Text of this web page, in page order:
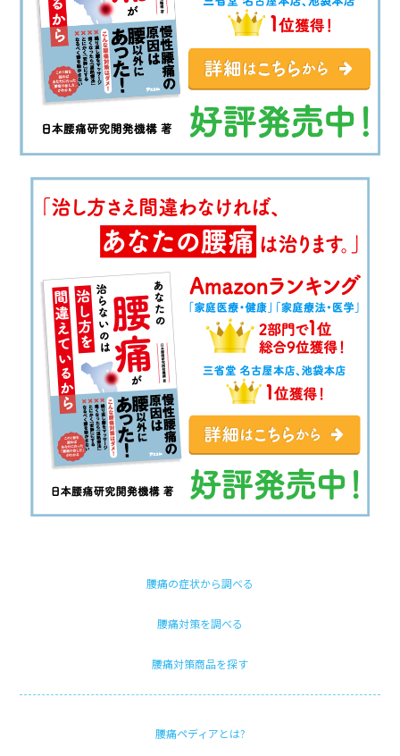
腰痛の症状から調べる
腰痛対策を調べる
腰痛対策商品を探す
腰痛ペディアとは?